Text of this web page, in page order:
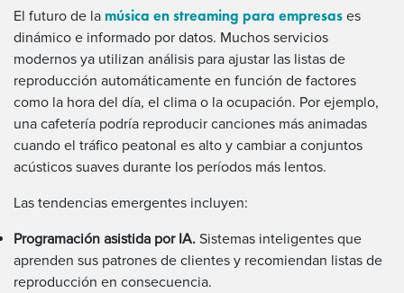
El futuro de la música en streaming para empresas es
dinámico e informado por datos. Muchos servicios
modernos ya utilizan análisis para ajustar las listas de
reproducción automáticamente en función de factores
como la hora del día, el clima o la ocupación. Por ejemplo,
una cafetería podría reproducir canciones más animadas
cuando el tráfico peatonal es alto y cambiar a conjuntos
acústicos suaves durante los períodos más lentos.
Las tendencias emergentes incluyen:
Programación asistida por IA. Sistemas inteligentes que
aprenden sus patrones de clientes y recomiendan listas de
reproducción en consecuencia.